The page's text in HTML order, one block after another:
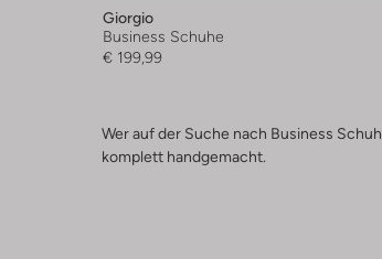
Giorgio
Business Schuhe
€ 199,99
Wer auf der Suche nach Business
komplett handgemacht.